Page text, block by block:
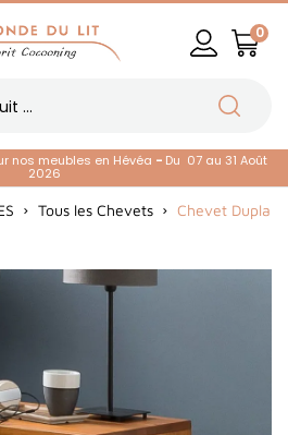
0
nos meubles en Hévéa - Du 07 au 31 Août
2026
Tous les Chevets
Chevet Dupla